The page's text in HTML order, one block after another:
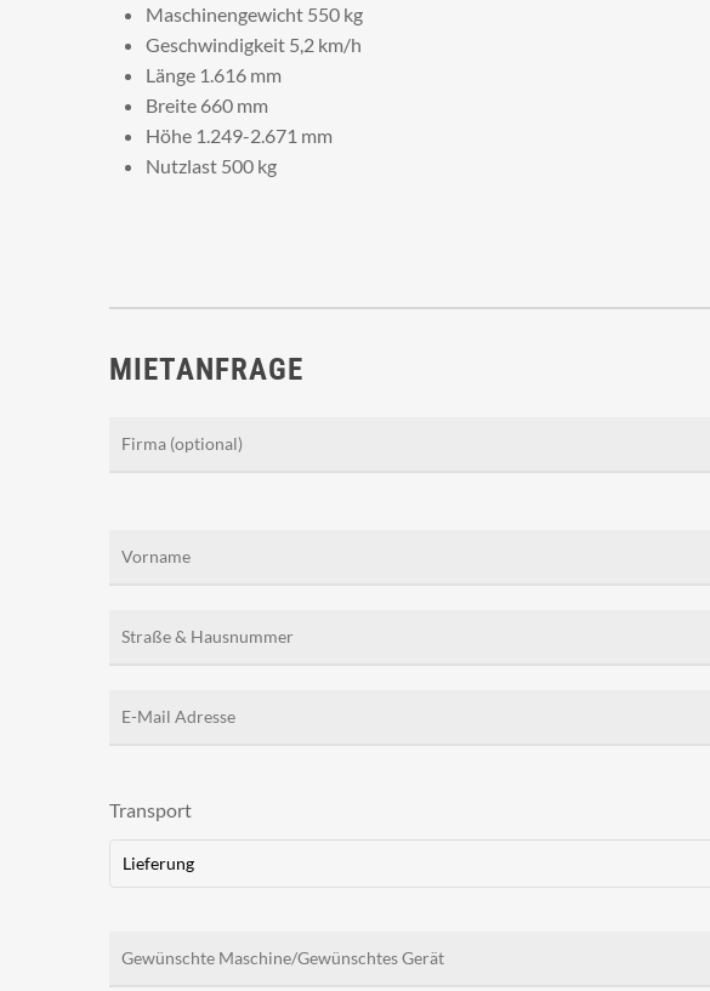
Maschinengewicht 550 kg
Geschwindigkeit 5,2 km/h
Länge 1.616 mm
Breite 660 mm
Höhe 1.249-2.671 mm
Nutzlast 500 kg
MIETANFRAGE
Transport
Lieferung